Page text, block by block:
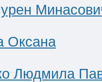
Оксана
Людмила